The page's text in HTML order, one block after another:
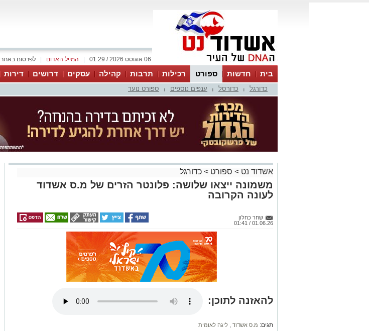
לפרסום באתר המייל האדום 06 אוגוסט 2026 / 01:29
בית חדשות ספורט רכילות תרבות קהילה עסקים דרושים דירות
כדורגל כדורסל ענפים נוספים ספורט נוער
אשדוד נט > ספורט > כדורגל
משמונה ייצאו שלושה: פלונטר הזרים של מ.ס אשדוד
לעונה הקרובה
שחר כחלון
01.06.26 / 01:41
להאזנה לתוכן:
תגים: מ.ס אשדוד ליגה לאומית